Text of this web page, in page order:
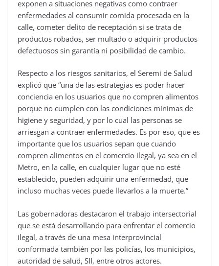
exponen a situaciones negativas como contraer
enfermedades al consumir comida procesada en la
calle, cometer delito de receptación si se trata de
productos robados, ser multado o adquirir productos
defectuosos sin garantía ni posibilidad de cambio.
Respecto a los riesgos sanitarios, el Seremi de Salud
explicó que “una de las estrategias es poder hacer
conciencia en los usuarios que no compren alimentos
porque no cumplen con las condiciones mínimas de
higiene y seguridad, y por lo cual las personas se
arriesgan a contraer enfermedades. Es por eso, que es
importante que los usuarios sepan que cuando
compren alimentos en el comercio ilegal, ya sea en el
Metro, en la calle, en cualquier lugar que no esté
establecido, pueden adquirir una enfermedad, que
incluso muchas veces puede llevarlos a la muerte.”
Las gobernadoras destacaron el trabajo intersectorial
que se está desarrollando para enfrentar el comercio
ilegal, a través de una mesa interprovincial
conformada también por las policías, los municipios,
autoridad de salud, SII, entre otros actores.